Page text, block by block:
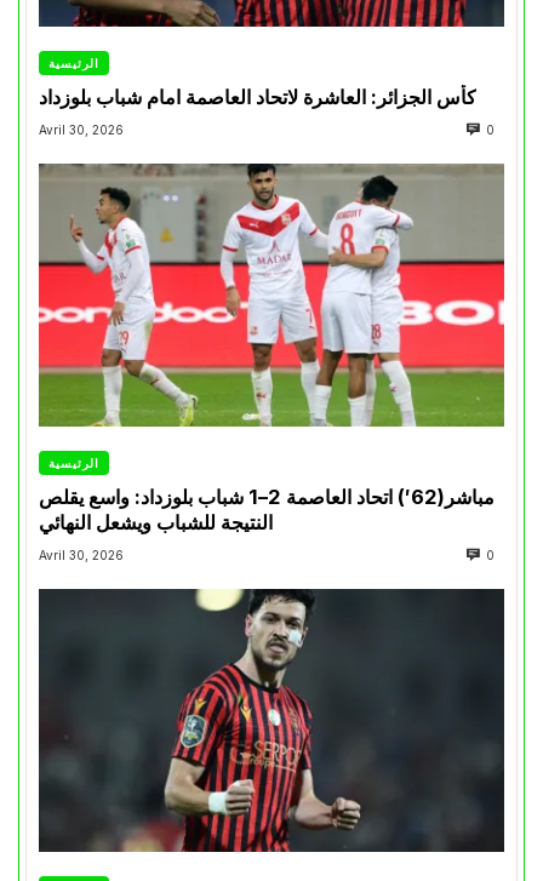
الرئيسية
كأس الجزائر: العاشرة لاتحاد العاصمة امام شباب بلوزداد
Avril 30, 2026 0
الرئيسية
مباشر(62′) اتحاد العاصمة 2–1 شباب بلوزداد: واسع يقلص
النتيجة للشباب ويشعل النهائي
Avril 30, 2026 0